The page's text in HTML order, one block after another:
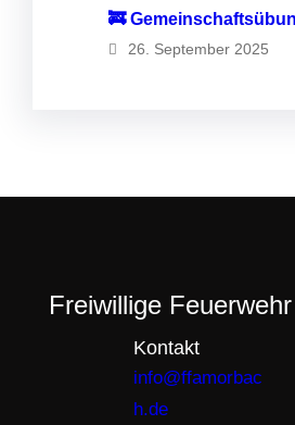
🚒
26. September 2025
Freiwillige
Kontakt
info@ffamorbac
h.de